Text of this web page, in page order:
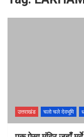
उत्तराखंड चलो चले देवभूमि